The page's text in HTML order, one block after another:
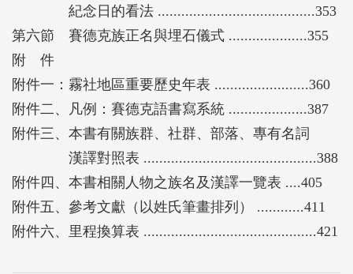
紀念日的看法 ........................................353
第六節 賽德克族正名與埋石儀式 ....................355
附 件
附件一：霧社地區重要歷史年表 ........................360
附件二、凡例：賽德克語書寫系統 ....................387
附件三、本書有關族群、社群、部落、專有名詞
漢譯對照表 ............................................388
附件四、本書相關人物之族名及漢譯一覽表 ....405
附件五、參考文獻（以姓氏筆畫排列） ............411
附件六、里程換算表 ............................................421